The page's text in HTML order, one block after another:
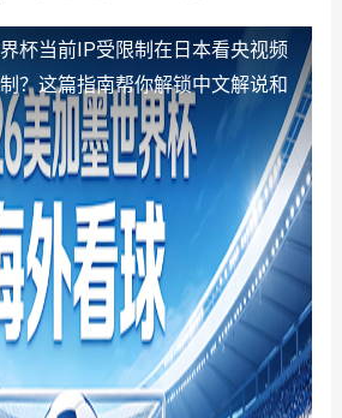
杯当前IP受限制 在日本看央视频
？这篇指南帮你解锁中文解说和